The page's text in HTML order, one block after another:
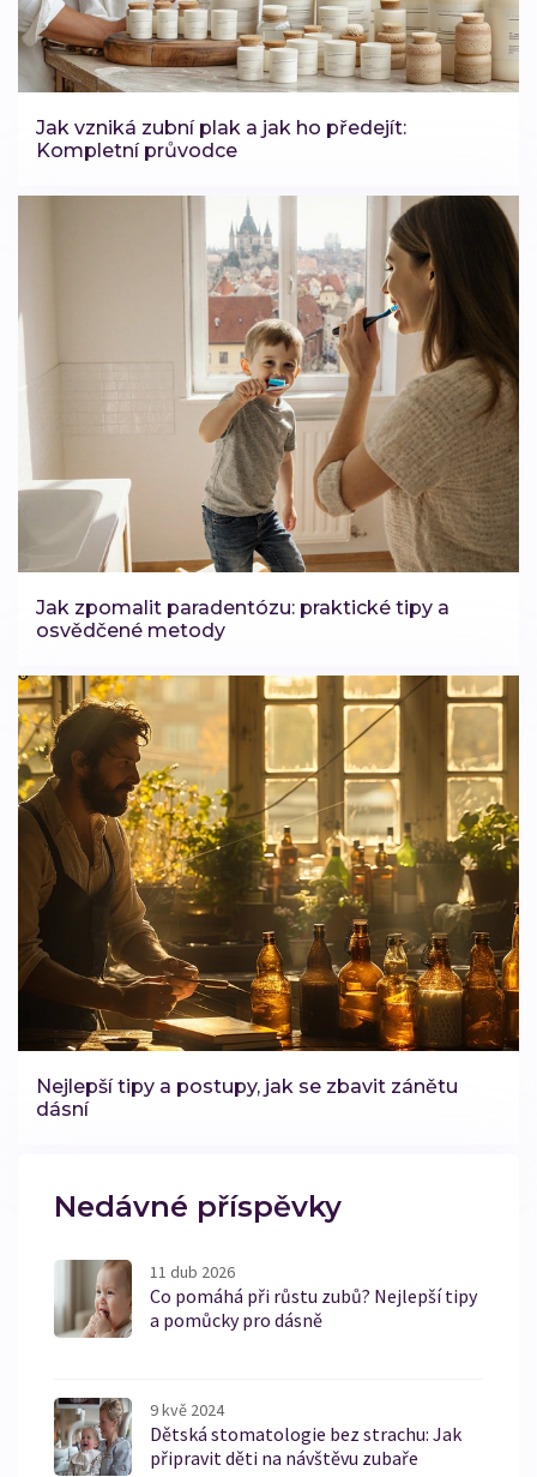
Jak vzniká zubní plak a jak ho předejít:
Kompletní průvodce
Jak zpomalit paradentózu: praktické tipy a
osvědčené metody
Nejlepší tipy a postupy, jak se zbavit zánětu
dásní
Nedávné příspěvky
11 dub 2026
Co pomáhá při růstu zubů? Nejlepší tipy
a pomůcky pro dásně
9 kvě 2024
Dětská stomatologie bez strachu: Jak
připravit děti na návštěvu zubaře